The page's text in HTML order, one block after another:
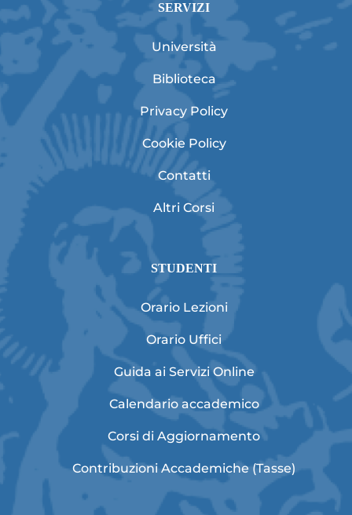
SERVIZI
Università
Biblioteca
Privacy Policy
Cookie Policy
Contatti
Altri Corsi
STUDENTI
Orario Lezioni
Orario Uffici
Guida ai Servizi Online
Calendario accademico
Corsi di Aggiornamento
Contribuzioni Accademiche (Tasse)